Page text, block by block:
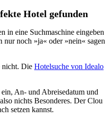
Hotel gefunden
in eine Suchmaschine eingeben
noch »ja« oder »nein« sagen
nicht. Die Hotelsuche von Idealo
An- und Abreisedatum und
nichts Besonderes. Der Clou
setzen kannst.